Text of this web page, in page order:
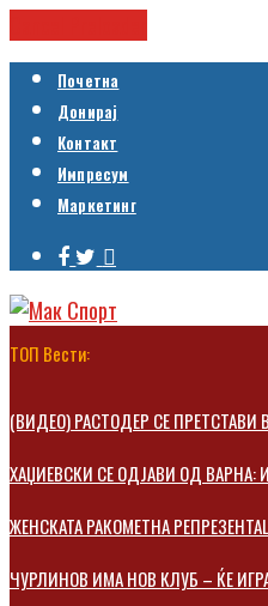
Почетна
Донирај
Контакт
Импресум
Маркетинг
ТОП Вести:
(ВИДЕО) РАСТОДЕР СЕ
ХАЏИЕВСКИ СЕ ОДЈАВИ ОД
ЖЕНСКАТА РАКОМЕТНА
ЧУРЛИНОВ ИМА НОВ КЛУБ – ЌЕ